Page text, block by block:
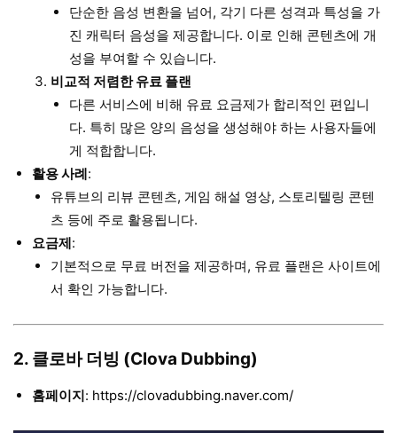
단순한 음성 변환을 넘어, 각기 다른 성격과 특성을 가
진 캐릭터 음성을 제공합니다. 이로 인해 콘텐츠에 개
성을 부여할 수 있습니다.
비교적 저렴한 유료 플랜
다른 서비스에 비해 유료 요금제가 합리적인 편입니
다. 특히 많은 양의 음성을 생성해야 하는 사용자들에
게 적합합니다.
활용 사례:
유튜브의 리뷰 콘텐츠, 게임 해설 영상, 스토리텔링 콘텐
츠 등에 주로 활용됩니다.
요금제:
기본적으로 무료 버전을 제공하며, 유료 플랜은 사이트에
서 확인 가능합니다.
2. 클로바 더빙 (Clova Dubbing)
홈페이지: https://clovadubbing.naver.com/